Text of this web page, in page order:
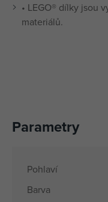
• LEGO® dílky jsou
materiálů.
Parametry
Pohlaví
Barva